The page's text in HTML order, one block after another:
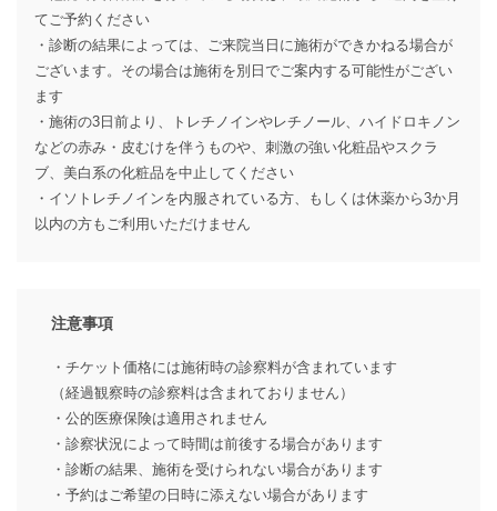
てご予約ください
・診断の結果によっては、ご来院当日に施術ができかねる場合が
ございます。その場合は施術を別日でご案内する可能性がござい
ます
・施術の3日前より、トレチノインやレチノール、ハイドロキノン
などの赤み・皮むけを伴うものや、刺激の強い化粧品やスクラ
ブ、美白系の化粧品を中止してください
・イソトレチノインを内服されている方、もしくは休薬から3か月
以内の方もご利用いただけません
注意事項
・チケット価格には施術時の診察料が含まれています
（経過観察時の診察料は含まれておりません）
・公的医療保険は適用されません
・診察状況によって時間は前後する場合があります
・診断の結果、施術を受けられない場合があります
・予約はご希望の日時に添えない場合があります